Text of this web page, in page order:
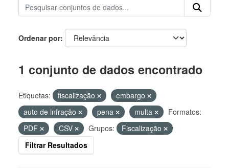
Ordenar por
1 conjunto de dados encontrado
Etiquetas: fiscalização
embargo
auto de infração
pena multa
Formatos:
PDF
CSV Grupos:
Fiscalização
Filtrar Resultados